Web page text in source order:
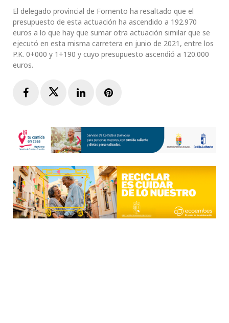
El delegado provincial de Fomento ha resaltado que el
presupuesto de esta actuación ha ascendido a 192.970
euros a lo que hay que sumar otra actuación similar que se
ejecutó en esta misma carretera en junio de 2021, entre los
P.K. 0+000 y 1+190 y cuyo presupuesto ascendió a 120.000
euros.
FacebookTwitterLinkedInPinterest